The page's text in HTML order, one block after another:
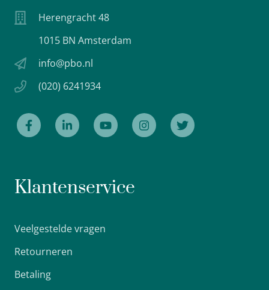
Herengracht 48
1015 BN Amsterdam
info@pbo.nl
(020) 6241934
Klantenservice
Veelgestelde vragen
Retourneren
Betaling